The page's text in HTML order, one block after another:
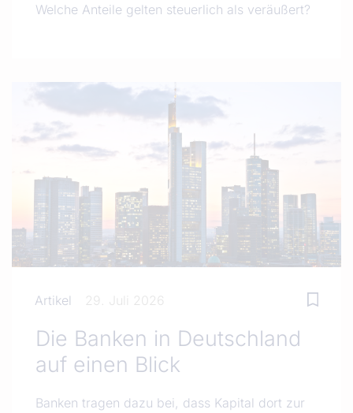
Welche Anteile gelten steuerlich als veräußert?
Artikel 29. Juli 2026
Die Banken in Deutschland
auf einen Blick
Banken tragen dazu bei, dass Kapital dort zur